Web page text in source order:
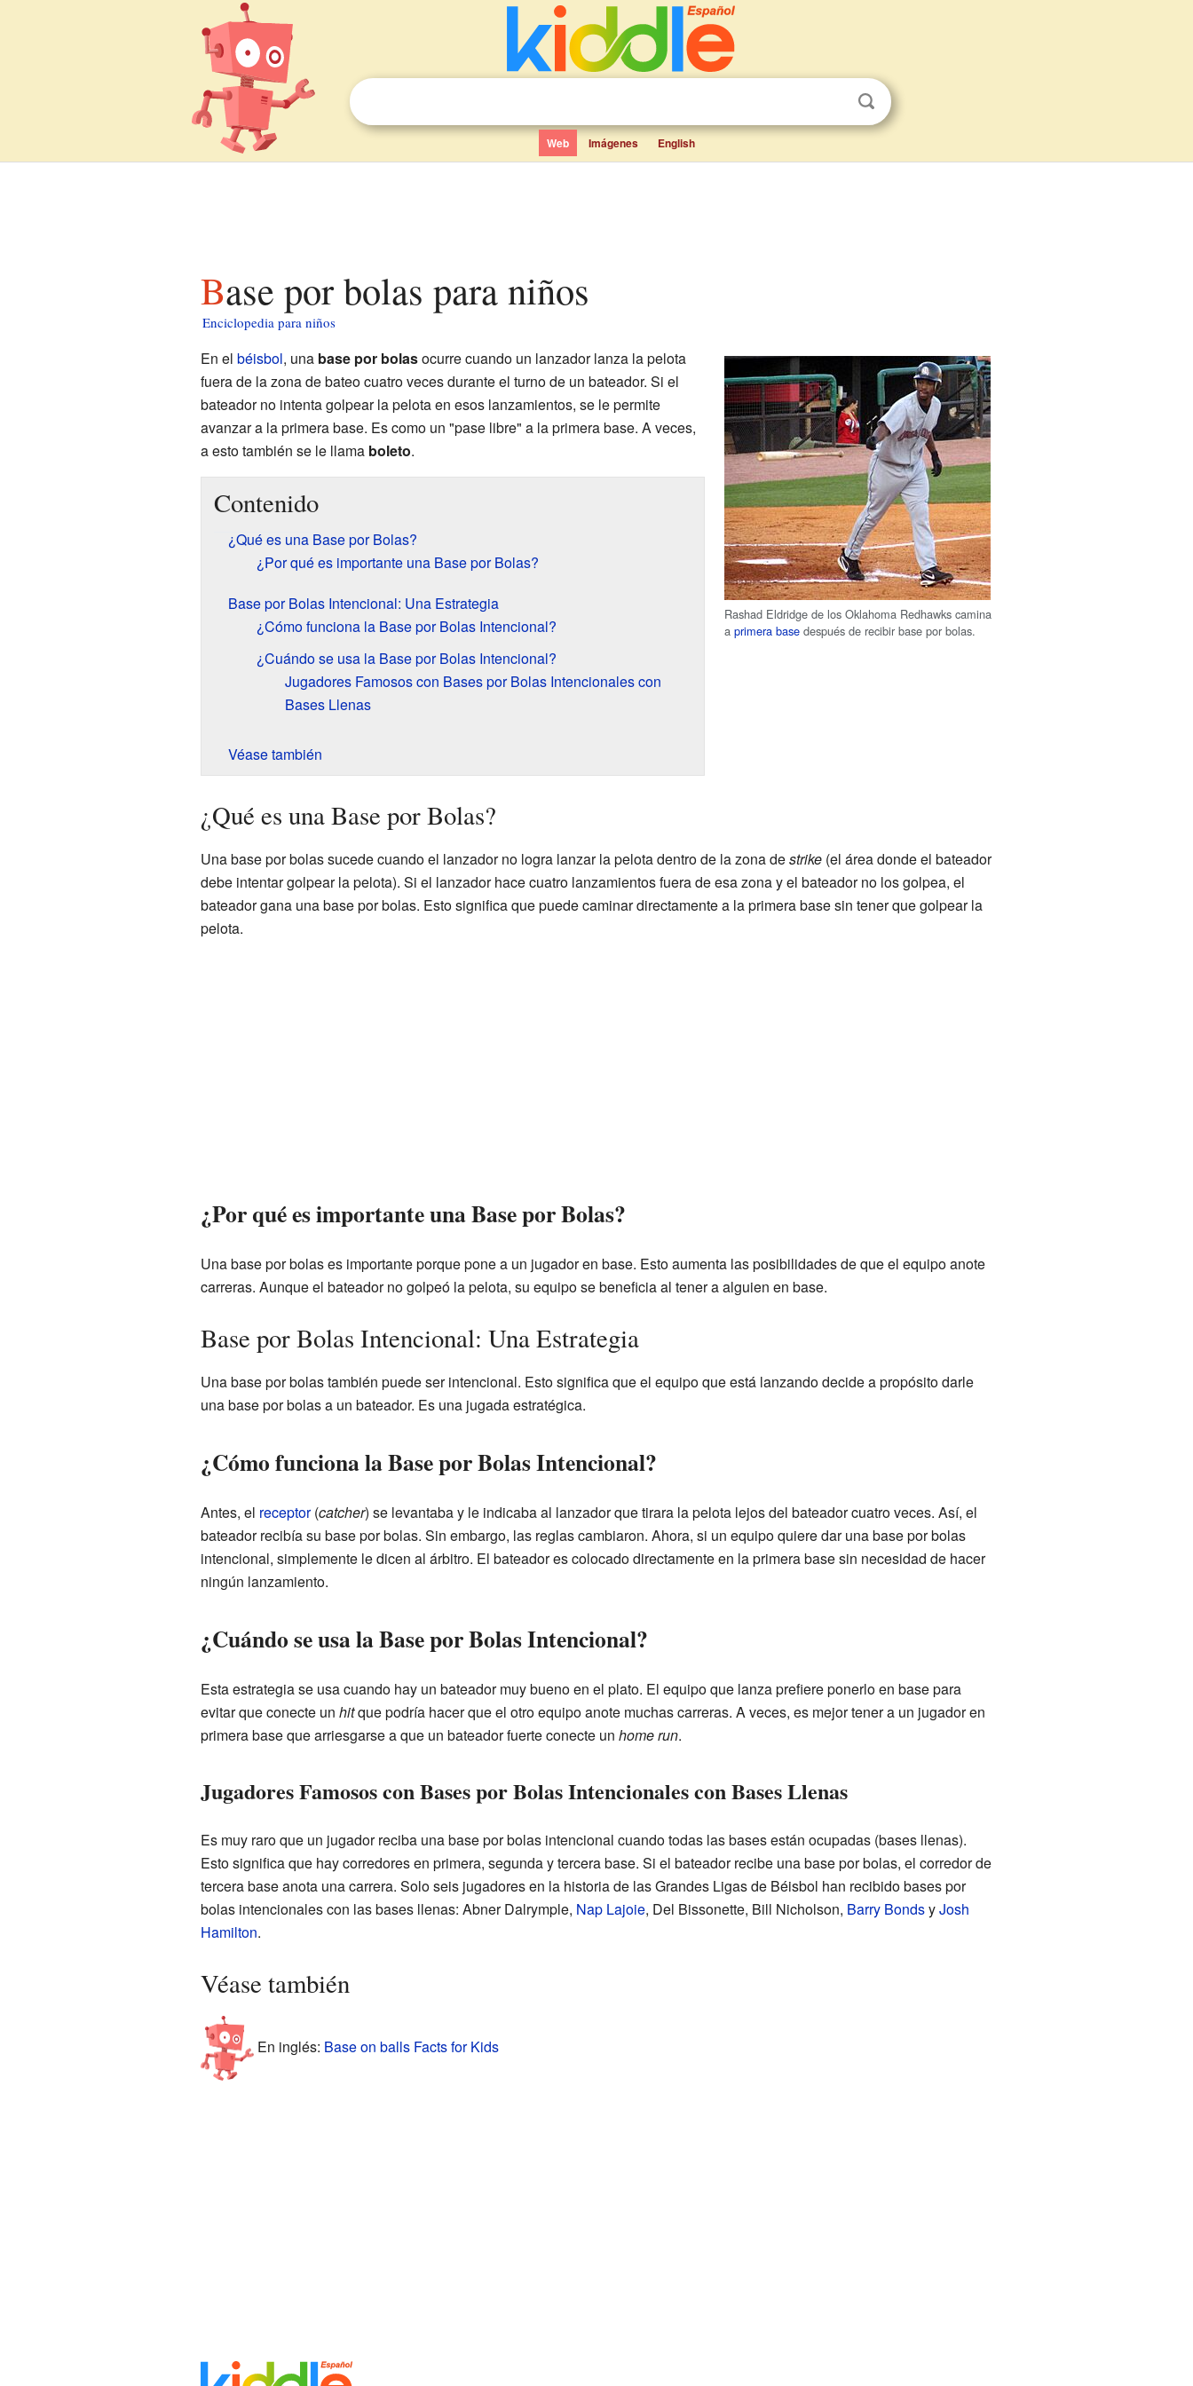
Web Imágenes English
Base por bolas para niños
Enciclopedia para niños
Rashad Eldridge de los Oklahoma Redhawks camina
aprimera base después de recibir base por bolas.
En el béisbol, una base por bolasocurre cuando un lanzador lanza la pelota
fuera de la zona de bateo cuatro veces durante el turno de un bateador. Si el
bateador no intenta golpear la pelota en esos lanzamientos, se le permite
avanzar a la primera base. Es como un "pase libre" a la primera base. A veces,
a esto también se le llama boleto.
Contenido
¿Qué es una Base por Bolas?
¿Por qué es importante una Base por Bolas?
Base por Bolas Intencional: Una Estrategia
¿Cómo funciona la Base por Bolas Intencional?
¿Cuándo se usa la Base por Bolas Intencional?
Jugadores Famosos con Bases por Bolas Intencionales con
Bases Llenas
Véase también
¿Qué es una Base por Bolas?
Una base por bolas sucede cuando el lanzador no logra lanzar la pelota dentro de la zona destrike(el área donde el bateador
debe intentar golpear la pelota). Si el lanzador hace cuatro lanzamientos fuera de esa zona y el bateador no los golpea, el
bateador gana una base por bolas. Esto significa que puede caminar directamente a la primera base sin tener que golpear la
pelota.
¿Por qué es importante una Base por Bolas?
Una base por bolas es importante porque pone a un jugador en base. Esto aumenta las posibilidades de que el equipo anote
carreras. Aunque el bateador no golpeó la pelota, su equipo se beneficia al tener a alguien en base.
Base por Bolas Intencional: Una Estrategia
Una base por bolas también puede ser intencional. Esto significa que el equipo que está lanzando decide a propósito darle
una base por bolas a un bateador. Es una jugada estratégica.
¿Cómo funciona la Base por Bolas Intencional?
Antes, el receptor(catcher) se levantaba y le indicaba al lanzador que tirara la pelota lejos del bateador cuatro veces. Así, el
bateador recibía su base por bolas. Sin embargo, las reglas cambiaron. Ahora, si un equipo quiere dar una base por bolas
intencional, simplemente le dicen al árbitro. El bateador es colocado directamente en la primera base sin necesidad de hacer
ningún lanzamiento.
¿Cuándo se usa la Base por Bolas Intencional?
Esta estrategia se usa cuando hay un bateador muy bueno en el plato. El equipo que lanza prefiere ponerlo en base para
evitar que conecte un hitque podría hacer que el otro equipo anote muchas carreras. A veces, es mejor tener a un jugador en
primera base que arriesgarse a que un bateador fuerte conecte un home run.
Jugadores Famosos con Bases por Bolas Intencionales con Bases Llenas
Es muy raro que un jugador reciba una base por bolas intencional cuando todas las bases están ocupadas (bases llenas).
Esto significa que hay corredores en primera, segunda y tercera base. Si el bateador recibe una base por bolas, el corredor de
tercera base anota una carrera. Solo seis jugadores en la historia de las Grandes Ligas de Béisbol han recibido bases por
bolas intencionales con las bases llenas: Abner Dalrymple, Nap Lajoie, Del Bissonette, Bill Nicholson, Barry BondsyJosh
Hamilton.
Véase también
En inglés: Base on balls Facts for Kids